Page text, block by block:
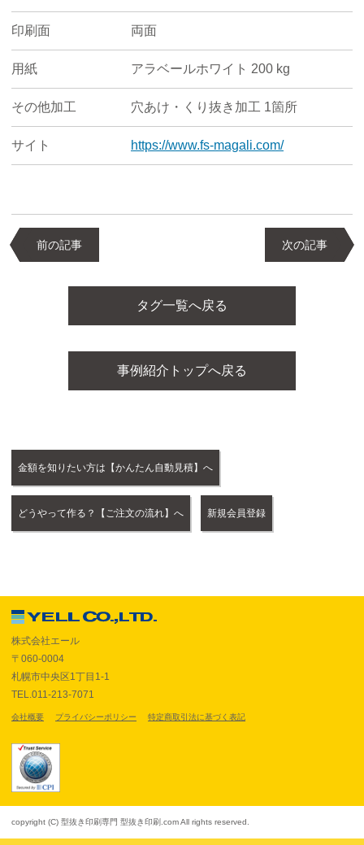
印刷面 両面
用紙 アラベールホワイト 200 kg
その他加工 穴あけ・くり抜き加工 1箇所
サイト https://www.fs-magali.com/
前の記事 次の記事
タグ一覧へ戻る
事例紹介トップへ戻る
金額を知りたい方は【かんたん自動見積】へ
どうやって作る？【ご注文の流れ】へ 新規会員登録
株式会社エール
〒060-0004
札幌市中央区1丁目1-1
TEL.011-213-7071
会社概要 プライバシーポリシー 特定商取引法に基づく表記
copyright (C) 型抜き印刷専門 型抜き印刷.com All rights reserved.